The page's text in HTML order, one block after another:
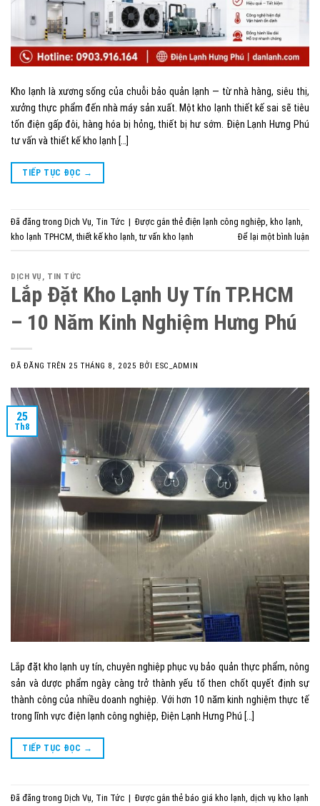
Kho lạnh là xương sống của chuỗi bảo quản lạnh — từ nhà hàng, siêu thị,
xưởng thực phẩm đến nhà máy sản xuất. Một kho lạnh thiết kế sai sẽ tiêu
tốn điện gấp đôi, hàng hóa bị hỏng, thiết bị hư sớm. Điện Lạnh Hưng Phú
tư vấn và thiết kế kho lạnh […]
TIẾP TỤC ĐỌC →
Đã đăng trong Dịch Vụ, Tin Tức | Được gắn thẻ điện lạnh công nghiệp, kho lạnh,
kho lạnh TPHCM,thiết kế kho lạnh,tư vấn kho lạnh Để lại một bình luận
DỊCH VỤ , TIN TỨC
Lắp Đặt Kho Lạnh Uy Tín TP.HCM
– 10 Năm Kinh Nghiệm Hưng Phú
ĐÃ ĐĂNG TRÊN 25 THÁNG 8, 2025 BỞI ESC_ADMIN
25
Th8
Lắp đặt kho lạnh uy tín, chuyên nghiệp phục vụ bảo quản thực phẩm, nông
sản và dược phẩm ngày càng trở thành yếu tố then chốt quyết định sự
thành công của nhiều doanh nghiệp. Với hơn 10 năm kinh nghiệm thực tế
trong lĩnh vực điện lạnh công nghiệp, Điện Lạnh Hưng Phú […]
TIẾP TỤC ĐỌC →
Đã đăng trong Dịch Vụ Tin Tức | Được gắn thẻ báo giá kho lạnh dịch vụ kho lạnh